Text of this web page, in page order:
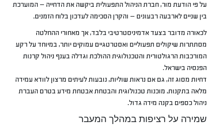
על פי הודעת מור, חברת הניהול התפעולית ביקשה את הדחייה — המוערכת
בין שניים לארבעה רבעונים — והקרן הסכימה לעדכון בלוח הזמנים.
לכאורה מדובר בצעד אדמיניסטרטיבי בלבד, אך מאחורי ההחלטה
מסתתרות שיקולים תפעוליים ואסטרטגיים עמוקים יותר, במיוחד על רקע
המורכבות הרגולטורית והטכנולוגית ההולכת וגדלה בענף ניהול קרנות
הפנסיה בישראל.
דחיות מסוג זה, גם אם נראות שוליות, נובעות לעיתים מרצון לוודא עמידה
מלאה בתקנות, מוכנות טכנולוגית והבטחת אבטחת מידע בטרם העברת
ניהול כספים בקנה מידה גדול.
שמירה על רציפות במהלך המעבר